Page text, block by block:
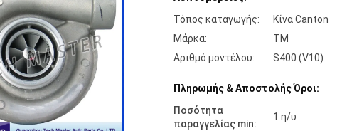
Τόπος καταγωγής:
Κίνα Canton
Μάρκα:
TM
Αριθμό μοντέλου:
S400 (V10)
Πληρωμής & Αποστολής Όροι:
Ποσότητα
παραγγελίας min:
1 η/υ